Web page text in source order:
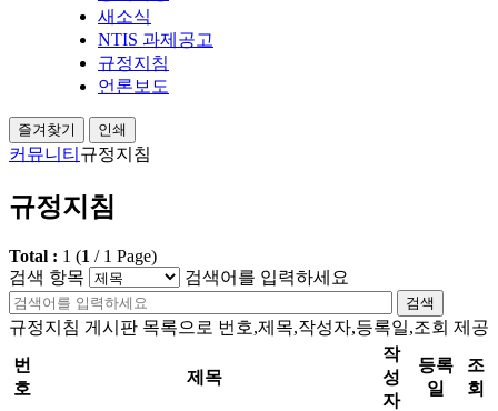
새소식
NTIS 과제공고
규정지침
언론보도
즐겨찾기 인쇄
커뮤니티 규정지침
규정지침
Total : 1 (1 / 1 Page)
검색 항목
검색어를 입력하세요
검색
규정지침 게시판 목록으로 번호,제목,작성자,등록일,조회 제공
번
호
제목
작
성
자
등록
일
조
회